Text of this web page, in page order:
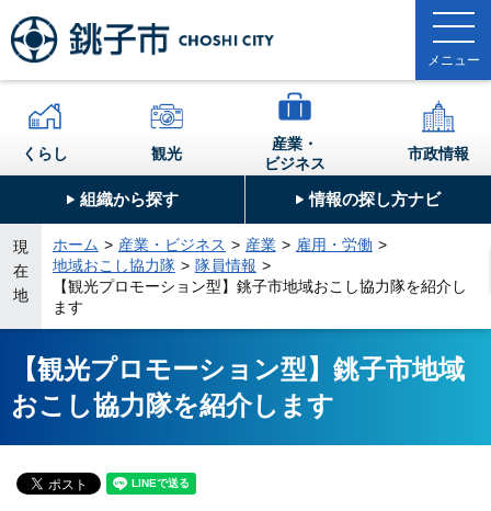
組織から探す 情報の探し方ナビ
くらし 観光
産業・
ビジネス
市政情報
現
在
地
ホーム 産業・ビジネス 産業
雇用・労働
地域おこし協力隊
隊員情報
【観光プロモーション型】銚子市地域おこし協力隊を紹介し
ます
【観光プロモーション型】銚子市地域
おこし協力隊を紹介します